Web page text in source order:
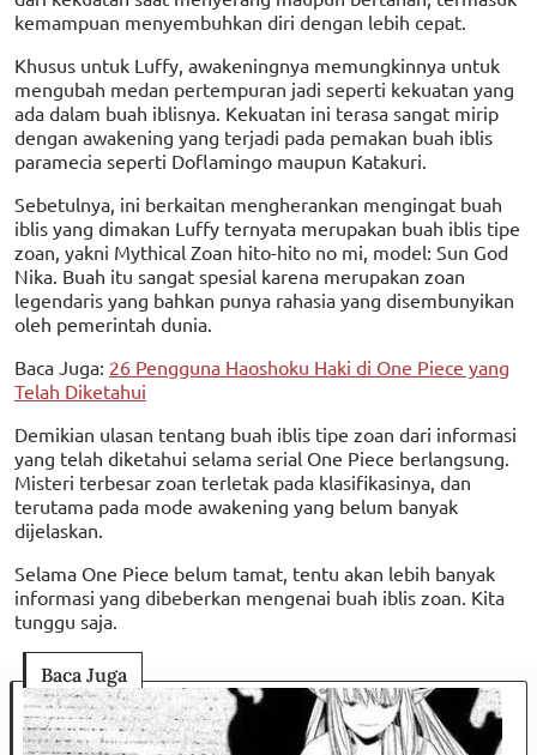
kemampuan menyembuhkan diri dengan lebih cepat.
Khusus untuk Luffy, awakeningnya memungkinnya untuk
mengubah medan pertempuran jadi seperti kekuatan yang
ada dalam buah iblisnya. Kekuatan ini terasa sangat mirip
dengan awakening yang terjadi pada pemakan buah iblis
paramecia seperti Doflamingo maupun Katakuri.
Sebetulnya, ini berkaitan mengherankan mengingat buah
iblis yang dimakan Luffy ternyata merupakan buah iblis tipe
zoan, yakni Mythical Zoan hito-hito no mi, model: Sun God
Nika. Buah itu sangat spesial karena merupakan zoan
legendaris yang bahkan punya rahasia yang disembunyikan
oleh pemerintah dunia.
Baca Juga: 26 Pengguna Haoshoku Haki di One Piece yang
Telah Diketahui
Demikian ulasan tentang buah iblis tipe zoan dari informasi
yang telah diketahui selama serial One Piece berlangsung.
Misteri terbesar zoan terletak pada klasifikasinya, dan
terutama pada mode awakening yang belum banyak
dijelaskan.
Selama One Piece belum tamat, tentu akan lebih banyak
informasi yang dibeberkan mengenai buah iblis zoan. Kita
tunggu saja.
Baca Juga